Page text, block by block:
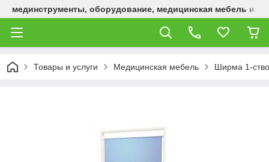
мединструменты, оборудование, медицинская мебель и
Товары и услуги Медицинская мебель Ширма 1-